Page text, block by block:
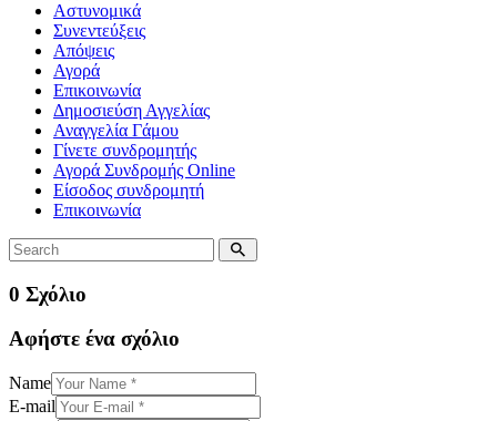
Αστυνομικά
Συνεντεύξεις
Απόψεις
Αγορά
Επικοινωνία
Δημοσιεύση Αγγελίας
Αναγγελία Γάμου
Γίνετε συνδρομητής
Αγορά Συνδρομής Online
Είσοδος συνδρομητή
Επικοινωνία
0 Σχόλιο
Αφήστε ένα σχόλιο
Name
E-mail